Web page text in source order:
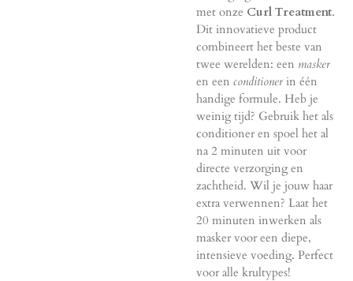
met onze Curl Treatment.
Dit innovatieve product
combineert het beste van
twee werelden: een masker
en een conditioner in één
handige formule. Heb je
weinig tijd? Gebruik het als
conditioner en spoel het al
na 2 minuten uit voor
directe verzorging en
zachtheid. Wil je jouw haar
extra verwennen? Laat het
20 minuten inwerken als
masker voor een diepe,
intensieve voeding. Perfect
voor alle krultypes!